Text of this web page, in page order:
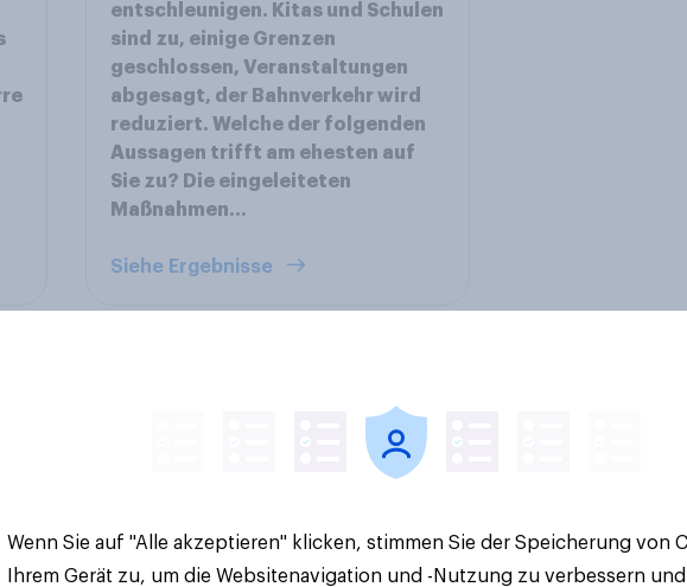
entschleunigen. Kitas und Schulen
sind zu, einige Grenzen
geschlossen, Veranstaltungen
abgesagt, der Bahnverkehr wird
reduziert. Welche der folgenden
Aussagen trifft am ehesten auf
Sie zu? Die eingeleiteten
Maßnahmen...
Siehe Ergebnisse
2026: Zwischen Haltung
und Wirkung
sprechen die
eigentlich über Geld?
Wenn Sie auf "Alle akzeptieren" klicken, stimmen Sie der Speicherung von
Ihrem Gerät zu, um die Websitenavigation und -Nutzung zu verbessern